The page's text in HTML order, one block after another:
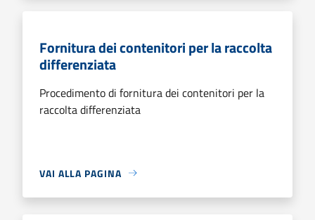
Fornitura dei contenitori per la raccolta
differenziata
Procedimento di fornitura dei contenitori per la
raccolta differenziata
VAI ALLA PAGINA